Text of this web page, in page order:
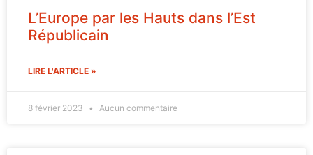
L’Europe par les Hauts dans l’Est
Républicain
LIRE L'ARTICLE »
8 février 2023 Aucun commentaire